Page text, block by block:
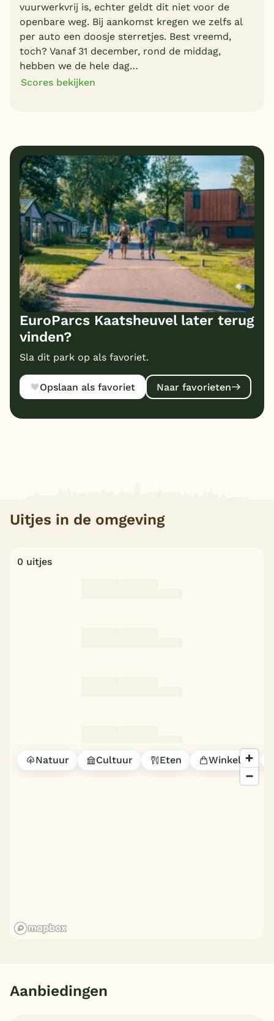
vuurwerkvrij is, echter geldt dit niet voor de
openbare weg. Bij aankomst kregen we zelfs al
per auto een doosje sterretjes. Best vreemd,
toch? Vanaf 31 december, rond de middag,
hebben we de hele dag…
Scores bekijken
7 Bungalows 6 Kindvriendelijk
2 Prijs/kwaliteit
EuroParcs Kaatsheuvel later terug
vinden?
Sla dit park op als favoriet.
Opslaan als favoriet Naar favorieten
Uitjes in de omgeving
0 uitjes
Natuur Cultuur Eten Winkelen
Aanbiedingen